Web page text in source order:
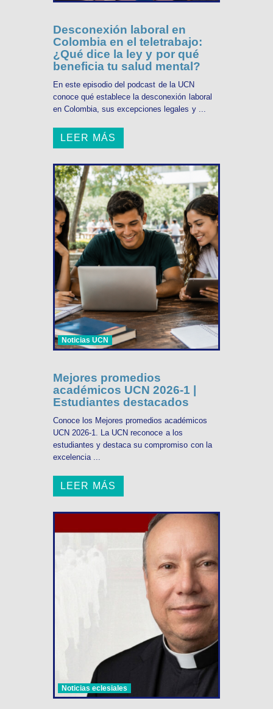
Desconexión laboral en
Colombia en el teletrabajo:
¿Qué dice la ley y por qué
beneficia tu salud mental?
En este episodio del podcast de la UCN
conoce qué establece la desconexión laboral
en Colombia, sus excepciones legales y ...
LEER MÁS
Noticias UCN
Mejores promedios
académicos UCN 2026-1 |
Estudiantes destacados
Conoce los Mejores promedios académicos
UCN 2026-1. La UCN reconoce a los
estudiantes y destaca su compromiso con la
excelencia ...
LEER MÁS
Noticias eclesiales